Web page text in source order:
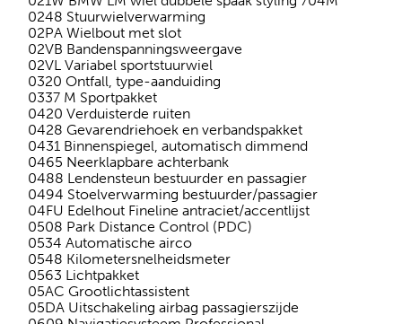
0248 Stuurwielverwarming
02PA Wielbout met slot
02VB Bandenspanningsweergave
02VL Variabel sportstuurwiel
0320 Ontfall, type-aanduiding
0337 M Sportpakket
0420 Verduisterde ruiten
0428 Gevarendriehoek en verbandspakket
0431 Binnenspiegel, automatisch dimmend
0465 Neerklapbare achterbank
0488 Lendensteun bestuurder en passagier
0494 Stoelverwarming bestuurder/passagier
04FU Edelhout Fineline antraciet/accentlijst
0508 Park Distance Control (PDC)
0534 Automatische airco
0548 Kilometersnelheidsmeter
0563 Lichtpakket
05AC Grootlichtassistent
05DA Uitschakeling airbag passagierszijde